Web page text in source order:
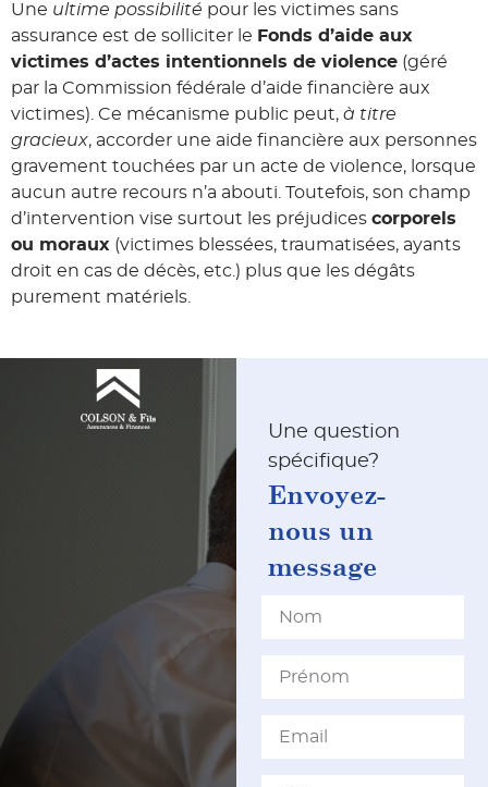
Une ultime possibilité pour les victimes sans
assurance est de solliciter le Fonds d’aide aux
victimes d’actes intentionnels de violence (géré
par la Commission fédérale d’aide financière aux
victimes). Ce mécanisme public peut, à titre
gracieux, accorder une aide financière aux personnes
gravement touchées par un acte de violence, lorsque
aucun autre recours n’a abouti. Toutefois, son champ
d’intervention vise surtout les préjudices corporels
ou moraux (victimes blessées, traumatisées, ayants
droit en cas de décès, etc.) plus que les dégâts
purement matériels.
Une question
spécifique?
Envoyez-
nous un
message